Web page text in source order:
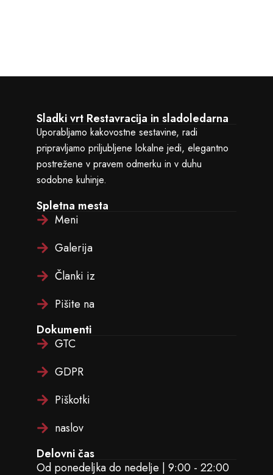
Sladki vrt Restavracija in sladoledarna
Uporabljamo kakovostne sestavine, radi
pripravljamo priljubljene lokalne jedi, elegantno
postrežene v pravem odmerku in v duhu
sodobne kuhinje.
Spletna mesta
Meni
Galerija
Članki iz
Pišite na
Dokumenti
GTC
GDPR
Piškotki
naslov
Delovni čas
Od ponedeljka do nedelje | 9:00 - 22:00